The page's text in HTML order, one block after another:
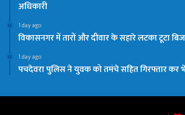
अधिकारी
1 day ago
विकासनगर में तारों और दीवार के सहारे लटका टूटा
1 day ago
पचदेवरा पुलिस ने युवक को तमंचे सहित गिरफ्तार कर